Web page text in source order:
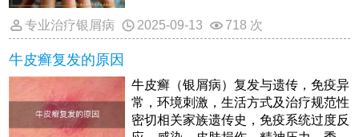
形成慢性炎症链球菌感染，外伤或化学
疫力，诱发或加重症状日常需避免刺激
性洗护产品，保持头皮清洁湿润，并注
意预防感染。
专业治疗银屑病 2025-09-13 718 次
牛皮癣复发的原因
牛皮癣（银屑病）复发与遗传，免疫异
常，环境刺激，生活方式及治疗规范性
密切相关家族遗传史，免疫系统过度反